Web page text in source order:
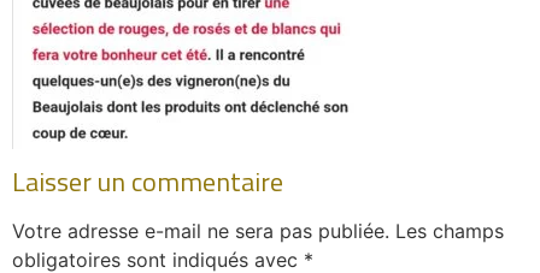
Laisser un commentaire
Votre adresse e-mail ne sera pas publiée. Les champs
obligatoires sont indiqués avec *